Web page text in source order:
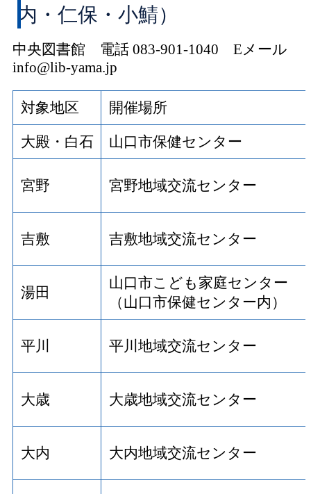
内・仁保・小鯖）
中央図書館 電話 083-901-1040 Eメール
info@lib-yama.jp
対象地区 開催場所
大殿・白石 山口市保健センター
宮野 宮野地域交流センター
吉敷 吉敷地域交流センター
湯田
山口市こども家庭センター
（山口市保健センター内）
平川 平川地域交流センター
大歳 大歳地域交流センター
大内 大内地域交流センター